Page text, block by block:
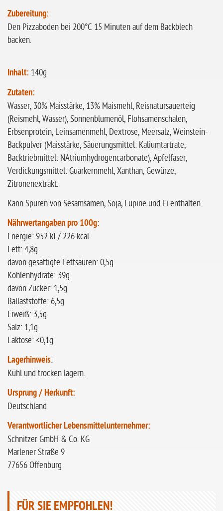
Zubereitung:
Den Pizzaboden bei 200°C 15 Minuten auf dem Backblech
backen.
Inhalt: 140g
Zutaten:
Wasser, 30% Maisstärke, 13% Maismehl, Reisnatursauerteig
(Reismehl, Wasser), Sonnenblumenöl, Flohsamenschalen,
Erbsenprotein, Leinsamenmehl, Dextrose, Meersalz, Weinstein-
Backpulver (Maisstärke, Säuerungsmittel: Kaliumtartrate,
Backtriebmittel: NAtriumhydrogencarbonate), Apfelfaser,
Verdickungsmittel: Guarkernmehl, Xanthan, Gewürze,
Zitronenextrakt.
Kann Spuren von Sesamsamen, Soja, Lupine und Ei enthalten.
Nährwertangaben pro 100g:
Energie: 952 kJ / 226 kcal
Fett: 4,8g
davon gesättigte Fettsäuren: 0,5g
Kohlenhydrate: 39g
davon Zucker: 1,5g
Ballaststoffe: 6,5g
Eiweiß: 3,5g
Salz: 1,1g
Laktose: <0,1g
Lagerhinweis:
Kühl und trocken lagern.
Ursprung / Herkunft:
Deutschland
Verantwortlicher Lebensmittelunternehmer:
Schnitzer GmbH & Co. KG
Marlener Straße 9
77656 Offenburg
FÜR SIE EMPFOHLEN!